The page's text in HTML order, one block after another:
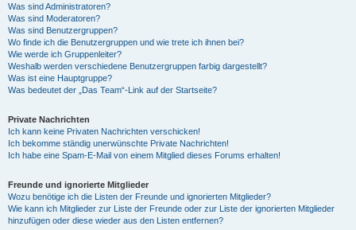
Was sind Administratoren?
Was sind Moderatoren?
Was sind Benutzergruppen?
Wo finde ich die Benutzergruppen und wie trete ich ihnen bei?
Wie werde ich Gruppenleiter?
Weshalb werden verschiedene Benutzergruppen farbig dargestellt?
Was ist eine Hauptgruppe?
Was bedeutet der „Das Team“-Link auf der Startseite?
Private Nachrichten
Ich kann keine Privaten Nachrichten verschicken!
Ich bekomme ständig unerwünschte Private Nachrichten!
Ich habe eine Spam-E-Mail von einem Mitglied dieses Forums erhalten!
Freunde und ignorierte Mitglieder
Wozu benötige ich die Listen der Freunde und ignorierten Mitglieder?
Wie kann ich Mitglieder zur Liste der Freunde oder zur Liste der ignorierten Mitglieder
hinzufügen oder diese wieder aus den Listen entfernen?